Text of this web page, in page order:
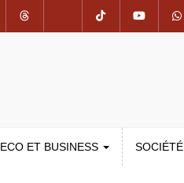
ECO ET BUSINESS SOCIÉTÉ